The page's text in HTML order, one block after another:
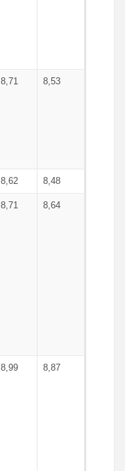
8,71 8,53
8,62 8,48
8,71 8,64
8,99 8,87